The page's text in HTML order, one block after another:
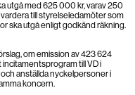
utgå med 625 000 kr, varav 250
till styrelseledamöter som
ska utgå enligt godkänd räkning.
om emission av 423 624
till VD i
anställda nyckelpersoner i
koncern.